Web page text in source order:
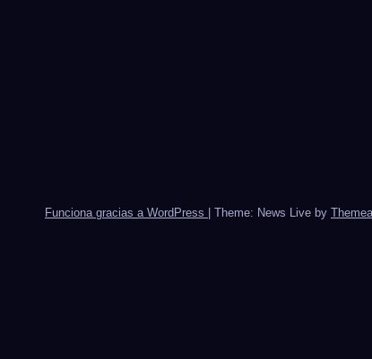
Funciona gracias a WordPress Theme: News Live by